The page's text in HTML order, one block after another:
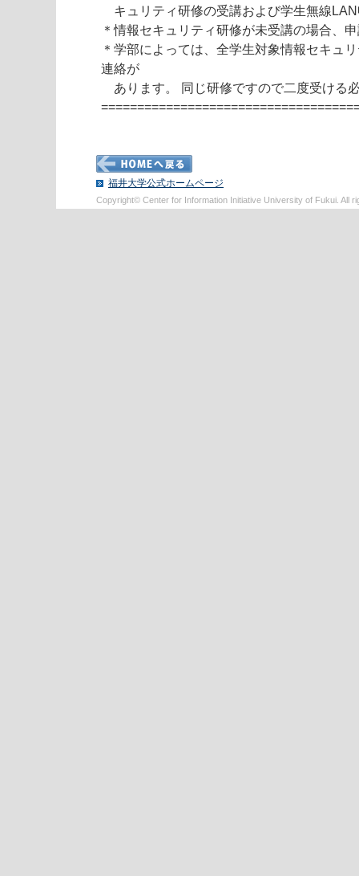
キュリティ研修の受講および学生無線
＊情報セキュリティ研修が未受講の場合、
＊学部によっては、全学生対象情報セキュ
連絡が
あります。 同じ研修ですので二度受ける
福井大学公式ホームページ
Copyright© Center for Information Initiative University of Fukui. All